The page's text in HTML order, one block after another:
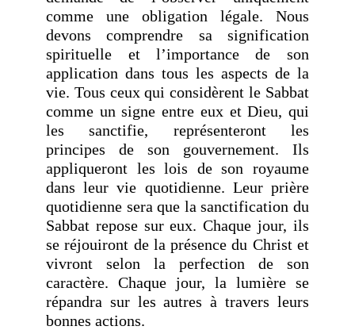
comme une obligation légale. Nous
devons comprendre sa signification
spirituelle et l’importance de son
application dans tous les aspects de la
vie. Tous ceux qui considèrent le Sabbat
comme un signe entre eux et Dieu, qui
les sanctifie, représenteront les
principes de son gouvernement. Ils
appliqueront les lois de son royaume
dans leur vie quotidienne. Leur prière
quotidienne sera que la sanctification du
Sabbat repose sur eux. Chaque jour, ils
se réjouiront de la présence du Christ et
vivront selon la perfection de son
caractère. Chaque jour, la lumière se
répandra sur les autres à travers leurs
bonnes actions.